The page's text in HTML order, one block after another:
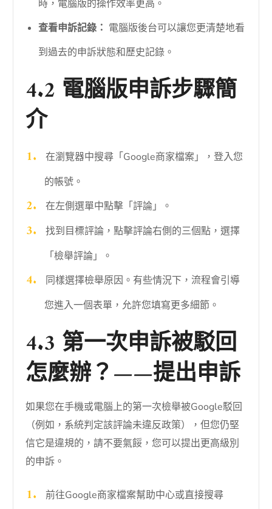
時，電腦版的操作效率更高。
查看申訴記錄： 電腦版後台可以讓您更清楚地看
到過去的申訴狀態和歷史記錄。
4.2 電腦版申訴步驟簡
介
在瀏覽器中搜尋「Google商家檔案」，登入您
的帳號。
在左側選單中點擊「評論」。
找到目標評論，點擊評論右側的三個點，選擇
「檢舉評論」。
同樣選擇檢舉原因。有些情況下，流程會引導
您進入一個表單，允許您填寫更多細節。
4.3 第一次申訴被駁回
怎麼辦？——提出申訴
如果您在手機或電腦上的第一次檢舉被Google駁回
（例如，系統判定該評論未違反政策），但您仍堅
信它是違規的，請不要氣餒，您可以提出更高級別
的申訴。
前往Google商家檔案幫助中心或直接搜尋